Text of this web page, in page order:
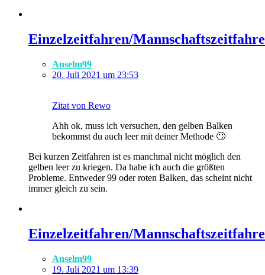
Einzelzeitfahren/
Anselm99
20. Juli 2021 um 23:53
Zitat von Rewo
Ahh ok, muss ich versuchen, den gelben Balken
bekommst du auch leer mit deiner Methode 🙄
Bei kurzen Zeitfahren ist es manchmal nicht möglich den
gelben leer zu kriegen. Da habe ich auch die größten
Probleme. Entweder 99 oder roten Balken, das scheint nicht
immer gleich zu sein.
Einzelzeitfahren/
Anselm99
19. Juli 2021 um 13:39